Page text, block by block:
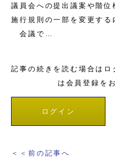
議員会への提出議案や階
施行規則の一部を変更する
会議で…
記事の続きを読む場合は
は会員登録を
ログイン
＜＜前の記事へ